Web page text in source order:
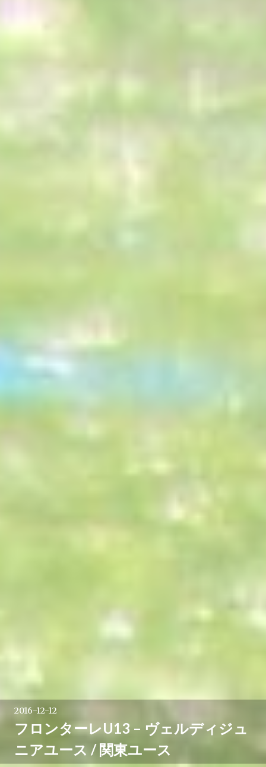
2016-12-12
フロンターレU13 – ヴェルディジュ
ニアユース / 関東ユース